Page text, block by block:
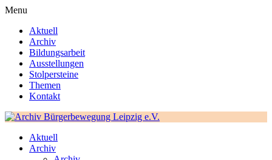
Menu
Aktuell
Archiv
Bildungsarbeit
Ausstellungen
Stolpersteine
Themen
Kontakt
Aktuell
Archiv